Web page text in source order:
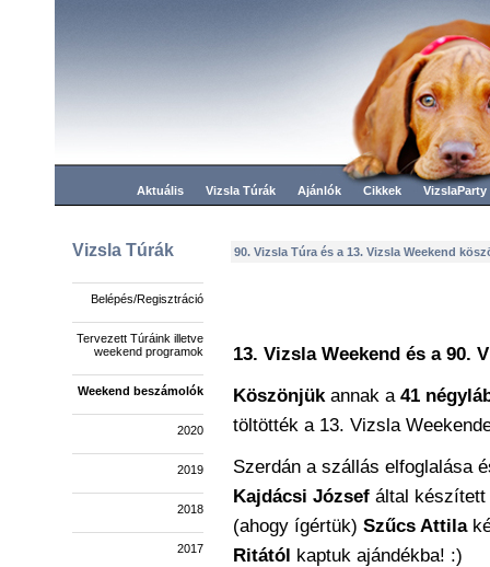
Aktuális Vizsla Túrák Ajánlók Cikkek VizslaParty
Vizsla Túrák
Belépés/Regisztráció
Tervezett Túráink illetve
weekend programok
Weekend beszámolók
2020
2019
2018
2017
90. Vizsla Túra és a 13. Vizsla Weekend
13. Vizsla Weekend és a 90.
Köszönjükannak a 41
töltötték a 13. Vizsla
Szerdán a szállás elfoglalása
Kajdácsi József által készített
(ahogy ígértük) Szűcs Attila
Ritától kaptuk ajándékba! :)